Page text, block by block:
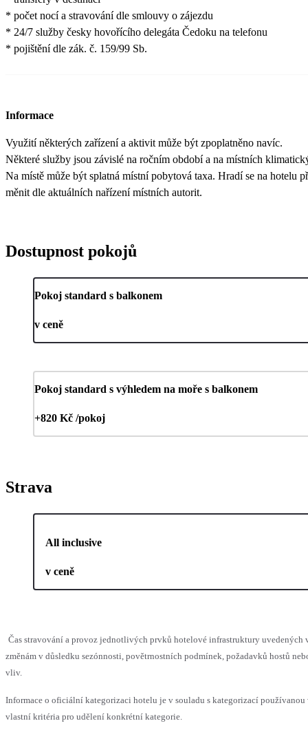
* počet nocí a stravování dle smlouvy o zájezdu
* 24/7 služby česky hovořícího delegáta Čedoku na telefonu
* pojištění dle zák. č. 159/99 Sb.
Informace
Využití některých zařízení a aktivit může být zpoplatněno navíc.
Některé služby jsou závislé na ročním období a na místních
Na místě může být splatná místní pobytová taxa. Hradí se na hotelu
měnit dle aktuálních nařízení místních autorit.
Dostupnost pokojů
Pokoj standard s balkonem
v ceně
Pokoj standard s výhledem na moře s balkonem
+820 Kč /pokoj
Strava
All inclusive
v ceně
Čas stravování a provoz jednotlivých prvků hotelové infrastruktury uvedených
změnám v důsledku sezónnosti, povětrnostních podmínek, požadavků hostů
vliv.
Informace o oficiální kategorizaci hotelu je v souladu s kategorizací používanou
vlastní kritéria pro udělení konkrétní kategorie.